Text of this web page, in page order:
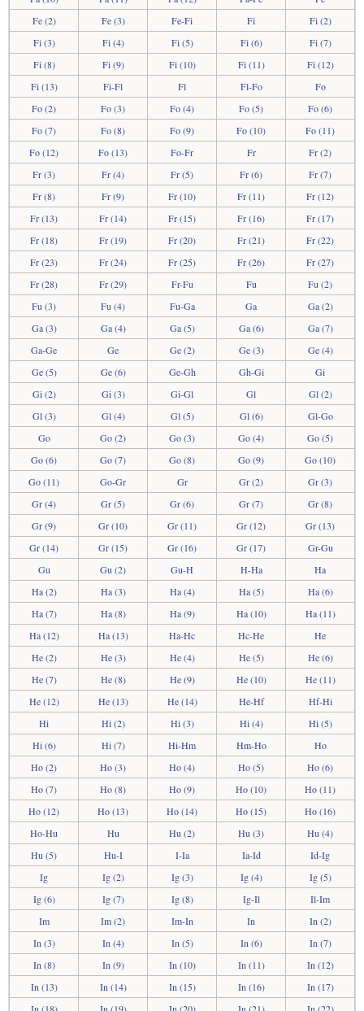
Fe (2)
Fe (3) Fe-Fi Fi
Fi (2)
Fi (3)
Fi (4) Fi (5) Fi (6)
Fi (7)
Fi (8)
Fi (9) Fi (10) Fi (11)
Fi (12)
Fi (13)
Fi-Fl Fl Fl-Fo
Fo
Fo (2)
Fo (3) Fo (4) Fo (5)
Fo (6)
Fo (7)
Fo (8) Fo (9) Fo (10)
Fo (11)
Fo (12)
Fo (13) Fo-Fr Fr
Fr (2)
Fr (3)
Fr (4) Fr (5) Fr (6)
Fr (7)
Fr (8)
Fr (9) Fr (10) Fr (11)
Fr (12)
Fr (13)
Fr (14) Fr (15) Fr (16)
Fr (17)
Fr (18)
Fr (19) Fr (20) Fr (21)
Fr (22)
Fr (23)
Fr (24) Fr (25) Fr (26)
Fr (27)
Fr (28)
Fr (29) Fr-Fu Fu
Fu (2)
Fu (3)
Fu (4) Fu-Ga Ga
Ga (2)
Ga (3)
Ga (4) Ga (5) Ga (6)
Ga (7)
Ga-Ge
Ge Ge (2) Ge (3)
Ge (4)
Ge (5)
Ge (6) Ge-Gh Gh-Gi
Gi
Gi (2)
Gi (3) Gi-Gl Gl
Gl (2)
Gl (3)
Gl (4) Gl (5) Gl (6)
Gl-Go
Go
Go (2) Go (3) Go (4)
Go (5)
Go (6)
Go (7) Go (8) Go (9)
Go (10)
Go (11)
Go-Gr Gr Gr (2)
Gr (3)
Gr (4)
Gr (5) Gr (6) Gr (7)
Gr (8)
Gr (9)
Gr (10) Gr (11) Gr (12)
Gr (13)
Gr (14)
Gr (15) Gr (16) Gr (17)
Gr-Gu
Gu
Gu (2) Gu-H H-Ha
Ha
Ha (2)
Ha (3) Ha (4) Ha (5)
Ha (6)
Ha (7)
Ha (8) Ha (9) Ha (10)
Ha (11)
Ha (12)
Ha (13) Ha-Hc Hc-He
He
He (2)
He (3) He (4) He (5)
He (6)
He (7)
He (8) He (9) He (10)
He (11)
He (12)
He (13) He (14) He-Hf
Hf-Hi
Hi
Hi (2) Hi (3) Hi (4)
Hi (5)
Hi (6)
Hi (7) Hi-Hm Hm-Ho
Ho
Ho (2)
Ho (3) Ho (4) Ho (5)
Ho (6)
Ho (7)
Ho (8) Ho (9) Ho (10)
Ho (11)
Ho (12)
Ho (13) Ho (14) Ho (15)
Ho (16)
Ho-Hu
Hu Hu (2) Hu (3)
Hu (4)
Hu (5)
Hu-I I-Ia Ia-Id
Id-Ig
Ig
Ig (2) Ig (3) Ig (4)
Ig (5)
Ig (6)
Ig (7) Ig (8) Ig-Il
Il-Im
Im
Im (2) Im-In In
In (2)
In (3)
In (4) In (5) In (6)
In (7)
In (8)
In (9) In (10) In (11)
In (12)
In (13)
In (14) In (15) In (16)
In (17)